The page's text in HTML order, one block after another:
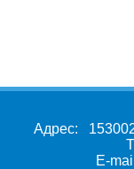
Адрес:
E-